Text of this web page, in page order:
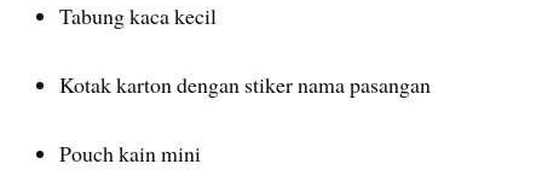
Tabung kaca kecil
Kotak karton dengan stiker nama pasangan
Pouch kain mini